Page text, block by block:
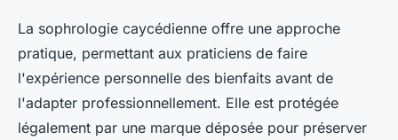
La sophrologie caycédienne offre une approche
pratique, permettant aux praticiens de faire
l'expérience personnelle des bienfaits avant de
l'adapter professionnellement. Elle est protégée
légalement par une marque déposée pour préserver